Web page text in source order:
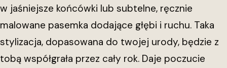
w jaśniejsze końcówki lub subtelne, ręcznie
malowane pasemka dodające głębi i ruchu. Taka
stylizacja, dopasowana do twojej urody, będzie z
tobą współgrała przez cały rok. Daje poczucie